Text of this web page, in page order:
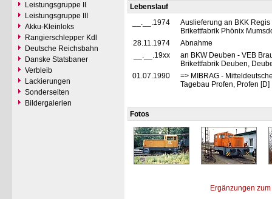
Leistungsgruppe II
Leistungsgruppe III
Akku-Kleinloks
Rangierschlepper Kdl
Deutsche Reichsbahn
Danske Statsbaner
Verbleib
Lackierungen
Sonderseiten
Bildergalerien
Lebenslauf
__.__.1974
Auslieferung an BKK
Brikettfabrik Phönix
28.11.1974
Abnahme
__.__.19xx
an BKW Deuben - VEB
Brikettfabrik Deuben,
01.07.1990
=> MIBRAG -
Tagebau Profen, Profen
Fotos
Ergänzungen